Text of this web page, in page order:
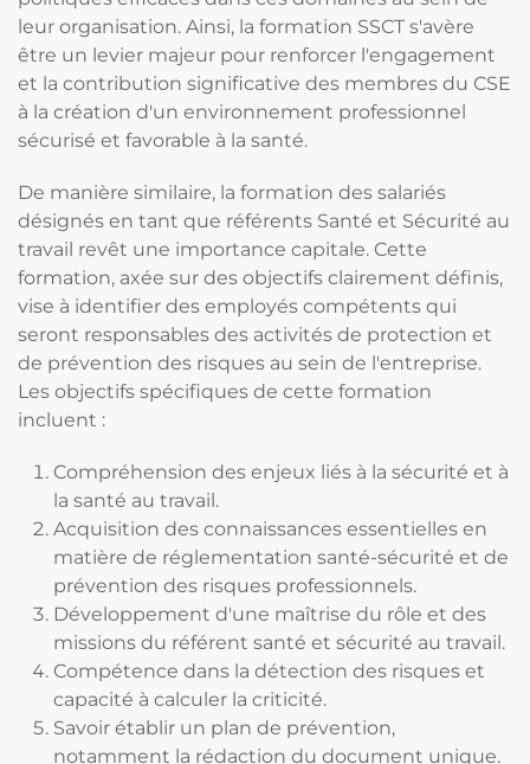
leur organisation. Ainsi, la formation SSCT s'avère
être un levier majeur pour renforcer l'engagement
et la contribution significative des membres du CSE
à la création d'un environnement professionnel
sécurisé et favorable à la santé.
De manière similaire, la formation des salariés
désignés en tant que référents Santé et Sécurité au
travail revêt une importance capitale. Cette
formation, axée sur des objectifs clairement définis,
vise à identifier des employés compétents qui
seront responsables des activités de protection et
de prévention des risques au sein de l'entreprise.
Les objectifs spécifiques de cette formation
incluent :
Compréhension des enjeux liés à la sécurité et à
la santé au travail.
Acquisition des connaissances essentielles en
matière de réglementation santé-sécurité et de
prévention des risques professionnels.
Développement d'une maîtrise du rôle et des
missions du référent santé et sécurité au travail.
Compétence dans la détection des risques et
capacité à calculer la criticité.
Savoir établir un plan de prévention,
notamment la rédaction du document unique.